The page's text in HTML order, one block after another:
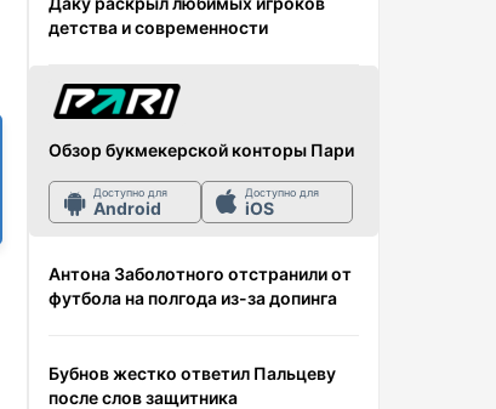
детства и современности
Обзор букмекерской конторы Пари
Доступно для
Android
Доступно для
iOS
Антона Заболотного отстранили от
футбола на полгода из-за допинга
Бубнов жестко ответил Пальцеву
после слов защитника